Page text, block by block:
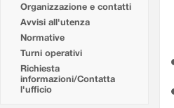
Organizzazione e contatti
Avvisi all'utenza
Normative
Turni operativi
Richiesta
informazioni/Contatta
l'ufficio